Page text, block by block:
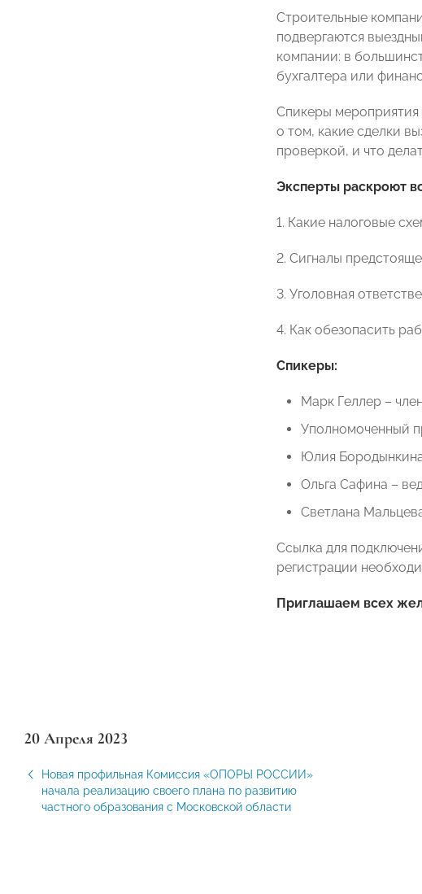
Строительные
подвергаются
компании: в
бухгалтера или
Спикеры мероприятия
о том, какие сделки
проверкой, и что
Эксперты раскроют
1. Какие налоговые
2. Сигналы
3. Уголовная
4. Как обезопасить
Спикеры:
Марк Геллер –
Уполномоченный
Юлия
Ольга Сафина –
Светлана
Ссылка для
регистрации
Приглашаем всех
20 Апреля 2023
Новая профильная Комиссия «ОПОРЫ РОССИИ»
начала реализацию своего плана по развитию
частного образования с Московской области